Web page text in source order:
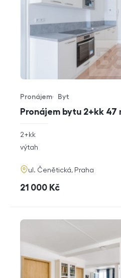
Pronájem bytu 2+kk 47
Typ nabídky
Pronájem
Typ nemovitosti
Byt
rozměry
dispozice
2+kk
funkce
výtah
adresa
ul. Čenětická, Praha
cena
21 000 Kč